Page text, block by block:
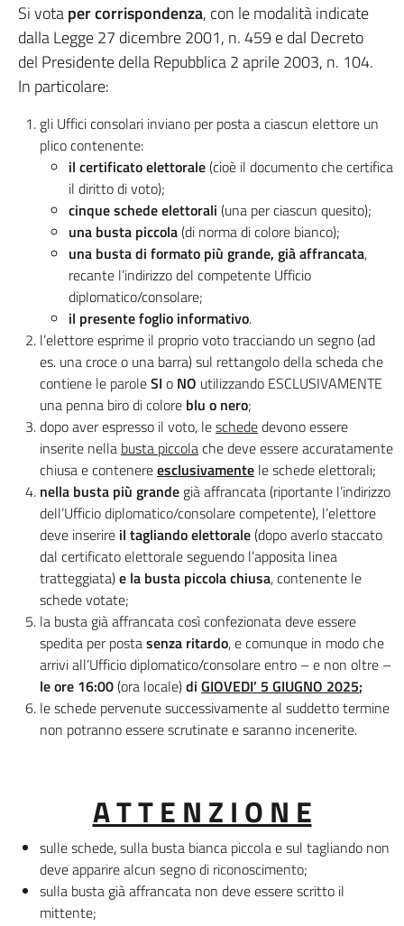
Si votaper corrispondenza, con le modalità indicate
dalla Legge 27 dicembre 2001, n. 459 e dal Decreto
del Presidente della Repubblica 2 aprile 2003, n. 104.
In particolare:
gli Uffici consolari inviano per posta a ciascun elettore un
plico contenente:
il certificato elettorale(cioè il documento che certifica
il diritto di voto);
cinque schede elettorali (una per ciascun quesito);
una busta piccola(di norma di colore bianco);
una busta di formato più grande, già affrancata,
recante l’indirizzo del competente Ufficio
diplomatico/consolare;
il presente foglio informativo.
l’elettore esprime il proprio voto tracciando un segno (ad
es. una croce o una barra) sul rettangolo della scheda che
contiene le paroleSI o NO utilizzando ESCLUSIVAMENTE
una penna biro di colore blu o nero;
dopo aver espresso il voto, leschededevono essere
inserite nella busta piccolache deve essere accuratamente
chiusa e contenereesclusivamente le schede elettorali;
nella busta più grande già affrancata (riportante l’indirizzo
dell’Ufficio diplomatico/consolare competente), l’elettore
deve inserire il tagliando elettorale(dopo averlo staccato
dal certificato elettorale seguendo l’apposita linea
tratteggiata)e la busta piccola chiusa, contenente le
schede votate;
la busta già affrancata così confezionata deve essere
spedita per postasenza ritardo, e comunque in modo che
arrivi all’Ufficio diplomatico/consolare entro – e non oltre –
le ore 16:00(ora locale)di GIOVEDI’ 5 GIUGNO 2025;
le schede pervenute successivamente al suddetto termine
non potranno essere scrutinate e saranno incenerite.
A T T E N Z I O N E
sulle schede, sulla busta bianca piccola e sul tagliando non
deve apparire alcun segno di riconoscimento;
sulla busta già affrancata non deve essere scritto il
mittente;